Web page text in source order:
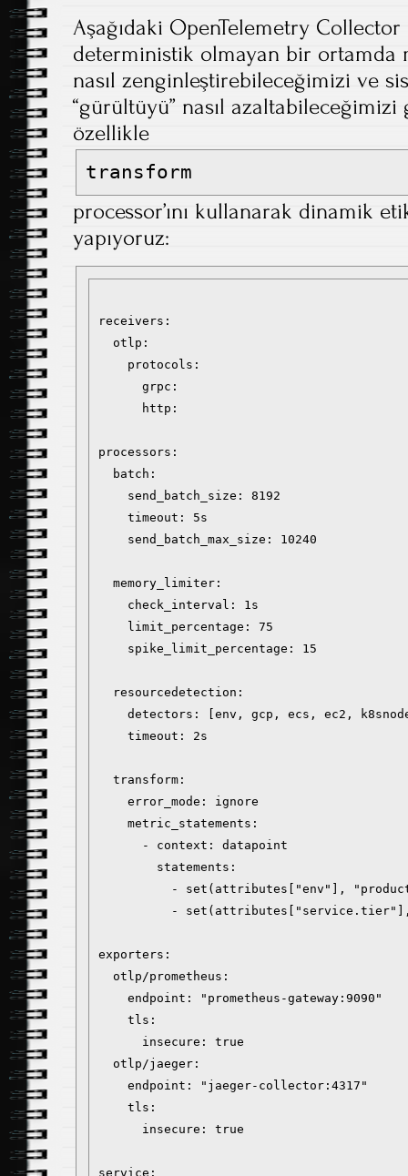
Aşağıdaki OpenTelemetry
deterministik olmayan bir
nasıl zenginleştirebileceğimizi ve
“gürültüyü” nasıl azaltabileceğimizi
özellikle
transform
processor’ını kullanarak dinamik
yapıyoruz:
receivers:
  otlp:
    protocols:
      grpc:
      http:
processors:
  batch:
    send_batch_size: 8192
    timeout: 5s
    send_batch_max_size: 10240
  memory_limiter:
    check_interval: 1s
    limit_percentage: 75
    spike_limit_percentage: 15
  resourcedetection:
detectors: [env, gcp, ecs, ec2,
    timeout: 2s
  transform:
    error_mode: ignore
    metric_statements:
      - context: datapoint
        statements:
- set(attributes["env"],
-
exporters:
  otlp/prometheus:
    endpoint: "prometheus-gateway:9090"
    tls:
      insecure: true
  otlp/jaeger:
    endpoint: "jaeger-collector:4317"
    tls:
      insecure: true
service: